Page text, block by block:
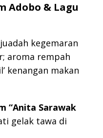
Adobo & Lagu
kegemaran
aroma rempah
kenangan makan
“Anita Sarawak
gelak tawa di